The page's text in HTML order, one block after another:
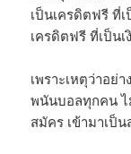
เป็นเครดิตฟรี ที่
เครดิตฟรี ที่เป็นเ
เพราะเหตุว่าอย่
พนันบอลทุกคน ไ
สมัคร เข้ามาเป็